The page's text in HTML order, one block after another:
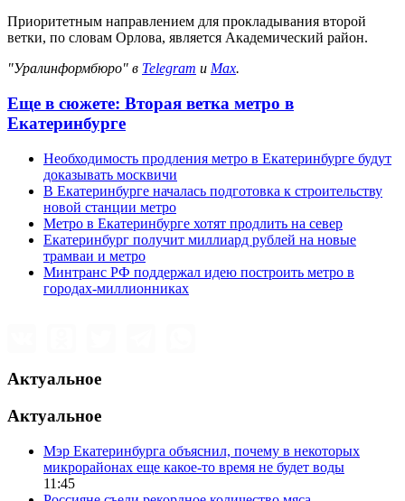
Приоритетным направлением для прокладывания второй
ветки, по словам Орлова, является Академический район.
"Уралинформбюро" в Telegram и Max.
Еще в сюжете: Вторая ветка метро в
Екатеринбурге
Необходимость продления метро в Екатеринбурге будут
доказывать москвичи
В Екатеринбурге началась подготовка к строительству
новой станции метро
Метро в Екатеринбурге хотят продлить на север
Екатеринбург получит миллиард рублей на новые
трамваи и метро
Минтранс РФ поддержал идею построить метро в
городах-миллионниках
Актуальное
Актуальное
Мэр Екатеринбурга объяснил, почему в некоторых
микрорайонах еще какое-то время не будет воды
11:45